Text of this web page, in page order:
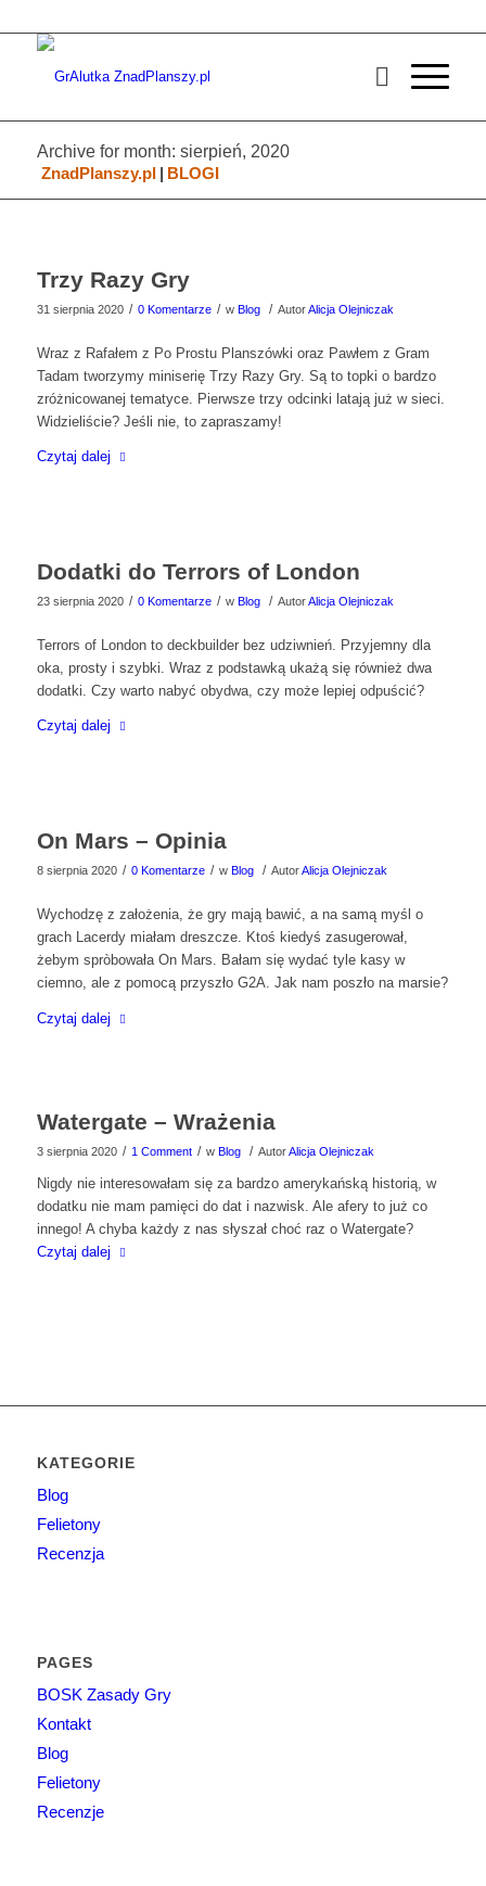
Archive for month: sierpień, 2020
ZnadPlanszy.pl | BLOGI
Trzy Razy Gry
31 sierpnia 2020 / 0 Komentarze / w Blog / AutorAlicja Olejniczak
Wraz z Rafałem z Po Prostu Planszówki oraz Pawłem z Gram
Tadam tworzymy miniserię Trzy Razy Gry. Są to topki o bardzo
zróżnicowanej tematyce. Pierwsze trzy odcinki latają już w sieci.
Widzieliście? Jeśli nie, to zapraszamy!
Czytaj dalej
Dodatki do Terrors of London
23 sierpnia 2020 / 0 Komentarze / w Blog / AutorAlicja Olejniczak
Terrors of London to deckbuilder bez udziwnień. Przyjemny dla
oka, prosty i szybki. Wraz z podstawką ukażą się również dwa
dodatki. Czy warto nabyć obydwa, czy może lepiej odpuścić?
Czytaj dalej
On Mars – Opinia
8 sierpnia 2020 / 0 Komentarze / w Blog / AutorAlicja Olejniczak
Wychodzę z założenia, że gry mają bawić, a na samą myśl o
grach Lacerdy miałam dreszcze. Ktoś kiedyś zasugerował,
żebym spròbowała On Mars. Bałam się wydać tyle kasy w
ciemno, ale z pomocą przyszło G2A. Jak nam poszło na marsie?
Czytaj dalej
Watergate – Wrażenia
3 sierpnia 2020 / 1 Comment / w Blog / AutorAlicja Olejniczak
Nigdy nie interesowałam się za bardzo amerykańską historią, w
dodatku nie mam pamięci do dat i nazwisk. Ale afery to już co
innego! A chyba każdy z nas słyszał choć raz o Watergate?
Czytaj dalej
KATEGORIE
Blog
Felietony
Recenzja
PAGES
BOSK Zasady Gry
Kontakt
Blog
Felietony
Recenzje